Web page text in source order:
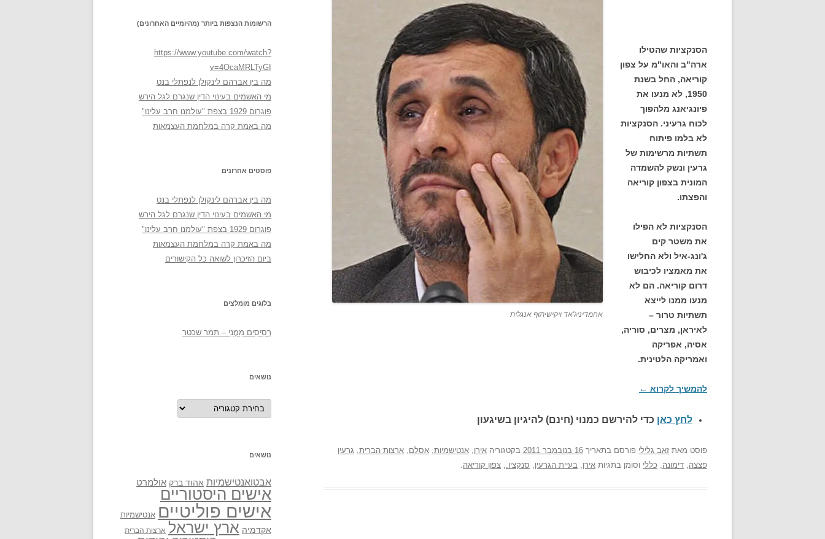
אחמדיניג'אד ויקישיתוף אנגלית
הסנקציות שהטילו
ארה"ב והאו"מ על צפון
קוריאה, החל בשנת
1950, לא מנעו את
פיונגיאנג מלהפוך
לכוח גרעיני. הסנקציות
לא בלמו פיתוח
תשתיות מרשימות של
גרעין ונשק להשמדה
המונית בצפון קוריאה
והפצתו.
הסנקציות לא הפילו
את משטר קים
ג'ונג-איל ולא החלישו
את מאמציו לכיבוש
דרום קוריאה. הם לא
מנעו ממנו לייצא
תשתיות טרור –
לאיראן, מצרים, סוריה,
אסיה, אפריקה
ואמריקה הלטינית.
להמשיך לקרוא ←
לחץ כאן כדי להירשם כמנוי (חינם) להיגיון בשיגעון
פוסט מאת זאב גלילי פורסם בתאריך 16 בנובמבר 2011 בקטגוריה אירן, אנטישמיות, אסלם, ארצות הברית, גרעין
פצצה, דימונה, כללי וסומן בתגיות אירן, בעיית הגרעין, סנקציו., צפון קוריאה.
הרשומות הנצפות ביותר (מהיומיים האחרונים)
https://www.youtube.com/watch?
v=4OcaMRLTyGI
מה בין אברהם לינקולן לנפתלי בנט
מי האשמים בעינוי הדין שנגרם לגל הירש
פוגרום 1929 בצפת "עולמנו חרב עלינו"
מה באמת קרה במלחמת העצמאות
פוסטים אחרונים
מה בין אברהם לינקולן לנפתלי בנט
מי האשמים בעינוי הדין שנגרם לגל הירש
פוגרום 1929 בצפת "עולמנו חרב עלינו"
מה באמת קרה במלחמת העצמאות
ביום הזיכרון לשואה כל הקישורים
בלוגים מומלצים
רְסִיסִים מִמֶנִי – תמר שכטר
נושאים
נושאים
נושאים
אבטואנטישמיות אהוד ברק אולמרט
אישים היסטוריים
אישים פוליטיים אנטישמיות
אקדמיה ארץ ישראל ארצות הברית